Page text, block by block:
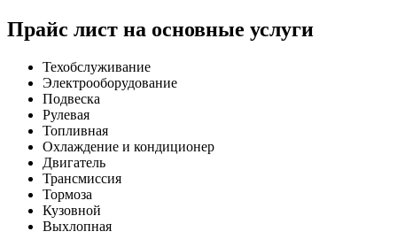
Прайс лист на основные услуги
Техобслуживание
Электрооборудование
Подвеска
Рулевая
Топливная
Охлаждение и кондиционер
Двигатель
Трансмиссия
Тормоза
Кузовной
Выхлопная